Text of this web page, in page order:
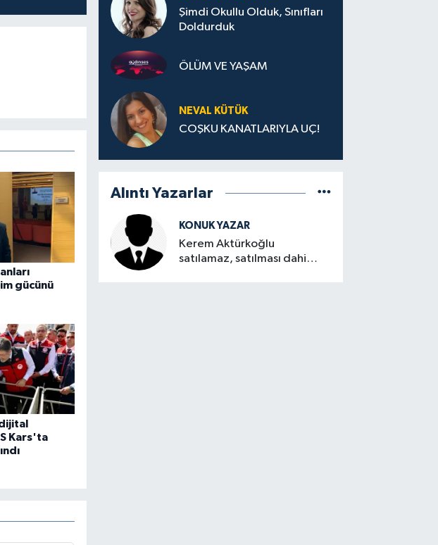
gücünü
dijital
Kars'ta
Şimdi Okullu Olduk, Sınıfları
Doldurduk
ÖLÜM VE YAŞAM
NEVAL KÜTÜK
COŞKU KANATLARIYLA UÇ!
Alıntı Yazarlar
KONUK YAZAR
Kerem Aktürkoğlu
satılamaz, satılması dahi